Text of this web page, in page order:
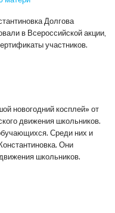
Долгова
в Всероссийской акции,
участников.
новогодний косплей» от
движения школьников.
Среди них и
Они
школьников.